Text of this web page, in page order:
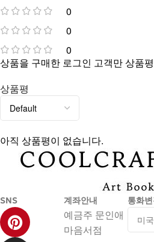
0
0
0
상품평
아직 상품평이 없습니다.
상품을 구매한 로그인 고객만 상품
SNS 계좌안내
예금주 문인애
마음서점
통화